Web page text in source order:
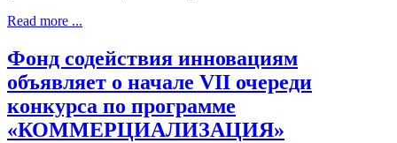
Read more ...
Фонд содействия инновациям
объявляет о начале VII очереди
конкурса по программе
«КОММЕРЦИАЛИЗАЦИЯ»